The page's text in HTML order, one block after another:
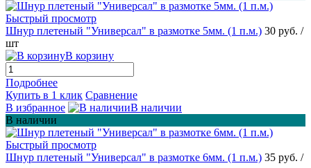
Быстрый просмотр
Шнур плетеный "Универсал" в размотке 5мм. (1 п.м.) 30 руб. /
шт
В корзину
Подробнее
Купить в 1 клик Сравнение
В избранное
В наличии
В наличии
Быстрый просмотр
Шнур плетеный "Универсал" в размотке 6мм. (1 п.м.) 35 руб. /